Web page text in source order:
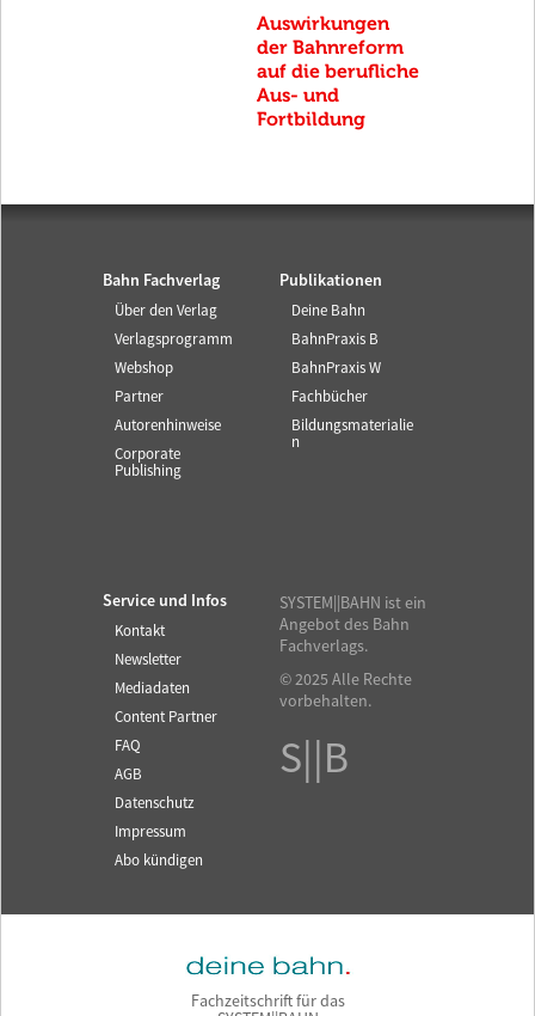
Auswirkungen
der Bahnreform
auf die berufliche
Aus- und
Fortbildung
Bahn Fachverlag
Über den Verlag
Verlagsprogramm
Webshop
Partner
Autorenhinweise
Corporate
Publishing
Publikationen
Deine Bahn
BahnPraxis B
BahnPraxis W
Fachbücher
Bildungsmaterialie
n
Service und Infos
Kontakt
Newsletter
Mediadaten
Content Partner
FAQ
AGB
Datenschutz
Impressum
Abo kündigen
SYSTEM||BAHN ist ein
Angebot des Bahn
Fachverlags.
© 2025 Alle Rechte
vorbehalten.
S||B
Fachzeitschrift für das